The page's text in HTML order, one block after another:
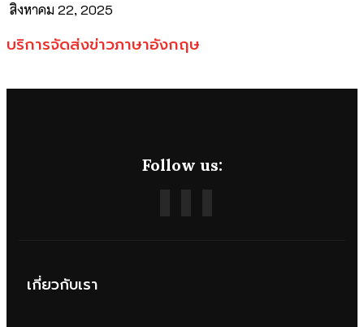
สิงหาคม 22, 2025
บริการจัดส่งข่าวภาษาอังกฤษ
Follow us:
เกี่ยวกับเรา